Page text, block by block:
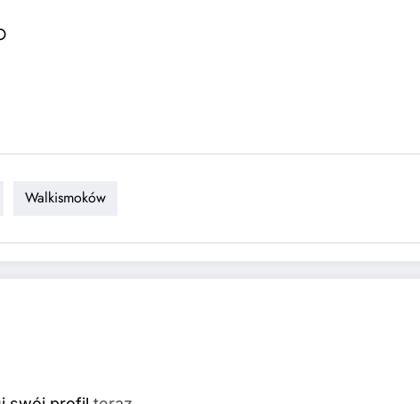
Walkismoków